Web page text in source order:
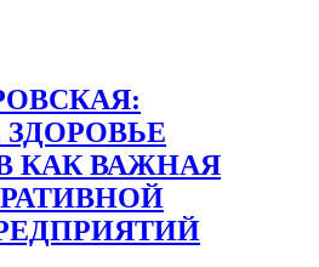
КАК ВАЖНАЯ